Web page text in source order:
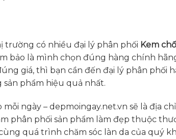
trường có nhiều đại lý phân phối Kem
bảo là mình chọn đúng hàng chính
giá, thì bạn cần đến đại lý phân phối
phẩm hiệu quả nhất.
ngày – depmoingay.net.vn sẽ là địa
phân phối sản phẩm làm đẹp thuộc
quá trình chăm sóc làn da của quý